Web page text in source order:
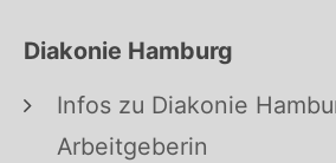
Diakonie Hamburg
Infos zu Diakonie
Arbeitgeberin